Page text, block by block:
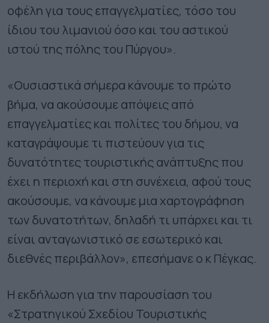
οφέλη για τους επαγγελματίες, τόσο του
ίδιου του λιμανιού όσο και του αστικού
ιστού της πόλης του Πύργου».
«Ουσιαστικά σήμερα κάνουμε το πρώτο
βήμα, να ακούσουμε απόψεις από
επαγγελματίες και πολίτες του δήμου, να
καταγράψουμε τι πιστεύουν για τις
δυνατότητες τουριστικής ανάπτυξης που
έχει η περιοχή και στη συνέχεια, αφού τους
ακούσουμε, να κάνουμε μια χαρτογράφηση
των δυνατοτήτων, δηλαδή τι υπάρχει και τι
είναι ανταγωνιστικό σε εσωτερικό και
διεθνές περιβάλλον», επεσήμανε ο κ Πέγκας.
Η εκδήλωση για την παρουσίαση του
«Στρατηγικού Σχεδίου Τουριστικής